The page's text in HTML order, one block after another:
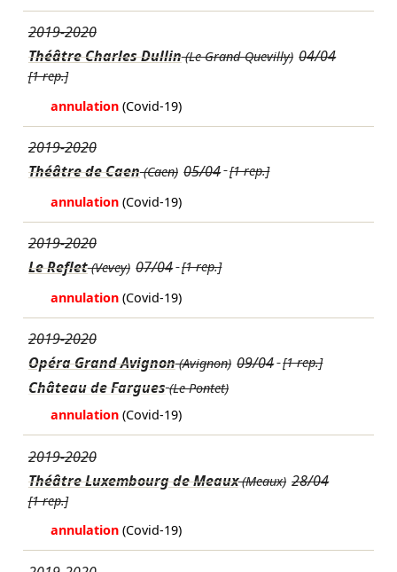
2019-2020
Théâtre Charles Dullin(Le Grand-Quevilly) 04/04
[1 rep.]
annulation (Covid-19)
2019-2020
Théâtre de Caen(Caen) 05/04 [1 rep.]
annulation (Covid-19)
2019-2020
Le Reflet(Vevey) 07/04 [1 rep.]
annulation (Covid-19)
2019-2020
Opéra Grand Avignon(Avignon) 09/04 [1 rep.]
Château de Fargues (Le Pontet)
annulation (Covid-19)
2019-2020
Théâtre Luxembourg de Meaux(Meaux) 28/04
[1 rep.]
annulation (Covid-19)